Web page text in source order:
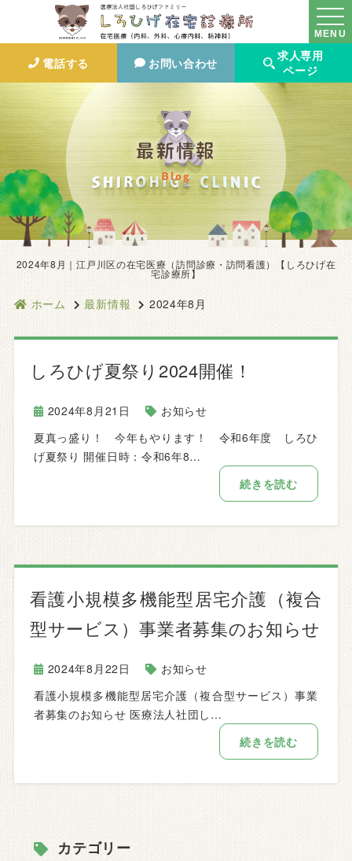
MENU
電話する お問い合わせ
求人専用
ページ
最新情報
Blog
2024年8月｜江戸川区の在宅医療（訪問診療・訪問看護）【しろひげ在
宅診療所】
ホーム 最新情報 2024年8月
しろひげ夏祭り2024開催！
2024年8月21日
お知らせ
夏真っ盛り！ 今年もやります！ 令和6年度 しろひ
げ夏祭り 開催日時：令和6年8…
続きを読む
看護小規模多機能型居宅介護（複合
型サービス）事業者募集のお知らせ
2024年8月22日
お知らせ
看護小規模多機能型居宅介護（複合型サービス）事業
者募集のお知らせ 医療法人社団し…
続きを読む
カテゴリー